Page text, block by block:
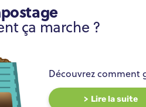
ça marche ?
Découvrez comment
Lire la suite